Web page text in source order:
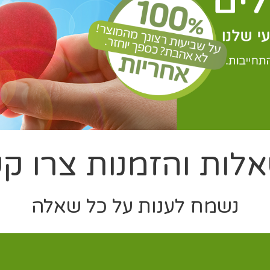
והזמנות צרו
נשמח לענות על כל שאלה